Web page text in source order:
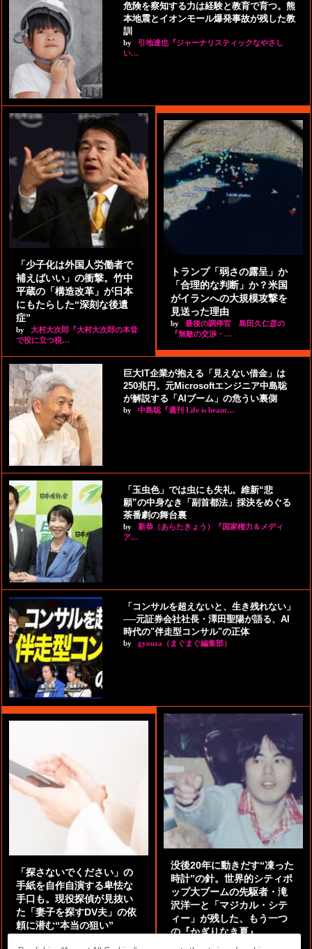
危険を察知する力は経験と教育で育つ。熊
本地震とイオンモール爆発事故が残した教
訓
by
引地達也『ジャーナリスティックなやさし
い…
「少子化は外国人労働者で
補えばいい」の衝撃。竹中
平蔵の「構造改革」が日本
にもたらした“深刻な後遺
症”
by
大村大次郎『大村大次郎の本音
で役に立つ税…
トランプ「弱さの露呈」か
「合理的な判断」か？米国
がイランへの大規模攻撃を
見送った理由
by
最後の調停官 島田久仁彦の
『無敵の交渉・…
巨大IT企業が抱える「見えない借金」は
250兆円。元Microsoftエンジニア中島聡
が解説する「AIブーム」の危うい裏側
by 中島聡『週刊 Life is beaut…
「玉虫色」では虫にも失礼。維新“悲
願”の中身なき「副首都法」採決をめぐる
茶番劇の舞台裏
by
新恭（あらたきょう）『国家権力＆メディ
ア…
「コンサルを超えないと、生き残れない」
──元証券会社社長・澤田聖陽が語る、AI
時代の"伴走型コンサル"の正体
by gyouza（まぐまぐ編集部）
「探さないでください」の
手紙を自作自演する卑怯な
手口も。現役探偵が見抜い
た「妻子を探すDV夫」の依
頼に潜む“本当の狙い”
没後20年に動きだす“凍った
時計”の針。世界的シティポ
ップ大ブームの先駆者・滝
沢洋一と「マジカル・シテ
ィー」が残した、もう一つ
の『かぎりなき夏』